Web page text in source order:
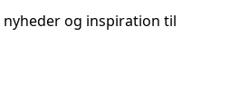
og inspiration til